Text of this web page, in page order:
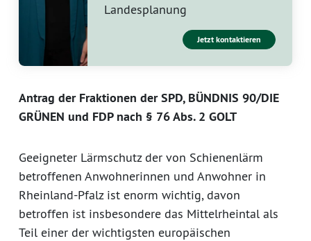
Landesplanung
Jetzt kontaktieren
Antrag der Fraktionen der SPD, BÜNDNIS 90/DIE
GRÜNEN und FDP nach § 76 Abs. 2 GOLT
Geeigneter Lärmschutz der von Schienenlärm
betroffenen Anwohnerinnen und Anwohner in
Rheinland-Pfalz ist enorm wichtig, davon
betroffen ist insbesondere das Mittelrheintal als
Teil einer der wichtigsten europäischen